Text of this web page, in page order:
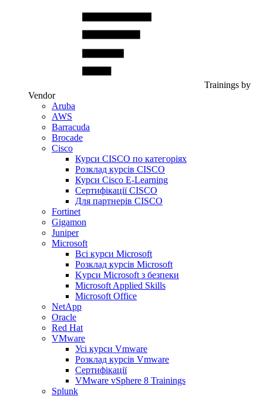
Trainings by
Vendor
Aruba
AWS
Barracuda
Brocade
Cisco
Курси CISCO по категоріях
Розклад курсів CISCO
Курси Cisco E-Learning
Сертифікації CISCO
Для партнерів CISCO
Fortinet
Gigamon
Juniper
Microsoft
Всі курси Microsoft
Розклад курсів Microsoft
Kyрси Microsoft з безпеки
Microsoft Applied Skills
Microsoft Office
NetApp
Oracle
Red Hat
VMware
Усі курси Vmware
Розклад курсів Vmware
Сертифікації
VMware vSphere 8 Trainings
Splunk